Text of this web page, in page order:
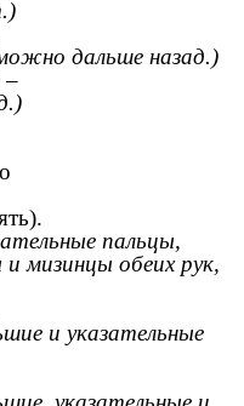
дальше назад.)
–
пальцы,
мизинцы обеих рук,
и указательные